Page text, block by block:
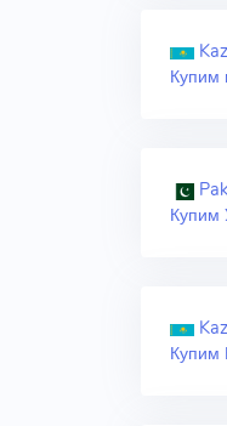
Купим
Купим
Купим